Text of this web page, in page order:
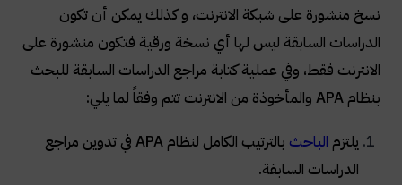
نسخ منشورة على شبكة الانترنت، و كذلك يمكن أن تكون
الدراسات السابقة ليس لها أي نسخة ورقية فتكون منشورة على
الانترنت فقط، وفي عملية كتابة مراجع الدراسات السابقة للبحث
بنظام APA والمأخوذة من الانترنت تتم وفقاً لما يلي:
يلتزم الباحث
بالترتيب الكامل لنظام APA في تدوين مراجع
الدراسات السابقة.